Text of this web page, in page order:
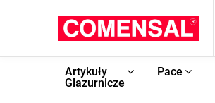
Artykuły
Glazurnicze
Pace